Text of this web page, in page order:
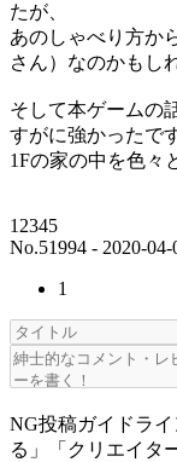
たが、
あのしゃべり方か
さん）なのかもし
そして本ゲームの
すがに強かったで
1Fの家の中を色々
12345
No.51994 - 2020-04-
1
NG投稿ガイドラ
る」「クリエイタ